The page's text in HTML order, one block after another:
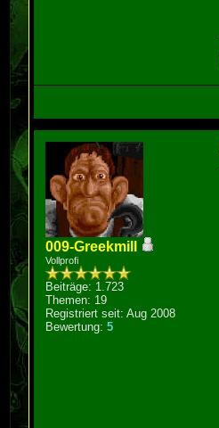
009-Greekmill
Vollprofi
Beiträge: 1.723
Themen: 19
Registriert seit: Aug 2008
Bewertung:5